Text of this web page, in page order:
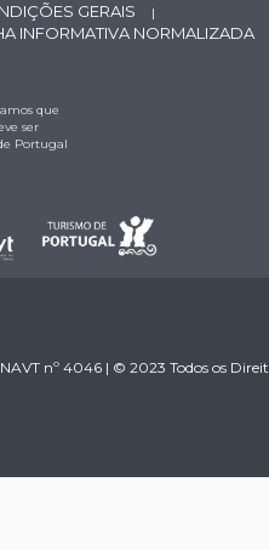
GERAIS |
INFORMATIVA NORMALIZADA
que
ser
Portugal
nº 4046 | © 2023 Todos os